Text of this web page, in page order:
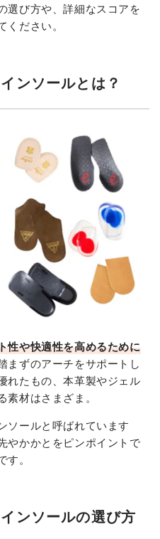
選び方や、詳細なスコアを
ください。
ンソールとは？
性や快適性を高めるために
まずのアーチをサポートし
れたもの、本革製やジェル
材はさまざま。
ソールと呼ばれています
やかかとをピンポイントで
。
ンソールの選び方